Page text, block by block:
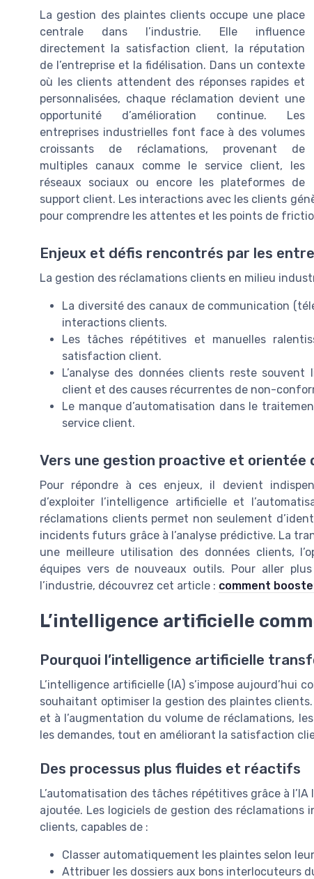
La gestion des plaintes clients occupe une place
centrale dans l’industrie. Elle influence
directement la satisfaction client, la réputation
de l’entreprise et la fidélisation. Dans un contexte
où les clients attendent des réponses rapides et
personnalisées, chaque réclamation devient une
opportunité d’amélioration continue. Les
entreprises industrielles font face à des volumes
croissants de réclamations, provenant de
multiples canaux comme le service client, les
réseaux sociaux ou encore les plateformes de
support client. Les interactions avec les clients
pour comprendre les attentes et les points de
Enjeux et défis rencontrés par les
La gestion des réclamations clients en milieu
La diversité des canaux de communication
interactions clients.
Les tâches répétitives et manuelles
satisfaction client.
L’analyse des données clients reste
client et des causes récurrentes de non-
Le manque d’automatisation dans le
service client.
Vers une gestion proactive et orientée
Pour répondre à ces enjeux, il devient
d’exploiter l’intelligence artificielle et
réclamations clients permet non seulement
incidents futurs grâce à l’analyse prédictive. La
une meilleure utilisation des données clients,
équipes vers de nouveaux outils. Pour aller
l’industrie, découvrez cet article : comment
L’intelligence artificielle
Pourquoi l’intelligence artificielle
L’intelligence artificielle (IA) s’impose aujourd’hui
souhaitant optimiser la gestion des plaintes
et à l’augmentation du volume de réclamations,
les demandes, tout en améliorant la satisfaction
Des processus plus fluides et réactifs
L’automatisation des tâches répétitives grâce à
ajoutée. Les logiciels de gestion des réclamations
clients, capables de :
Classer automatiquement les plaintes selon
Attribuer les dossiers aux bons interlocuteurs